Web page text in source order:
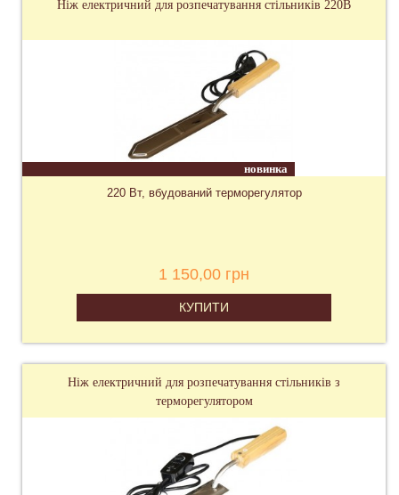
Ніж електричний для розпечатування стільників 220В
новинка
220 Вт, вбудований терморегулятор
1 150,00 грн
КУПИТИ
Ніж електричний для розпечатування стільників з
терморегулятором